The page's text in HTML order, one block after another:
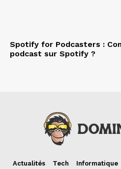
Spotify for Podcasters :
podcast sur Spotify ?
Actualités Tech Informatique